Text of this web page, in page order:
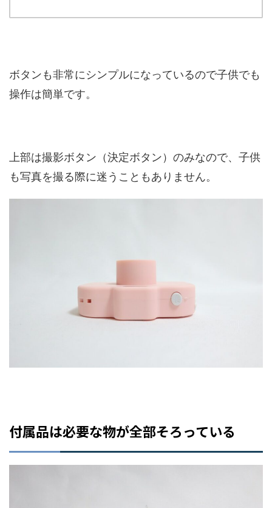
ボタンも非常にシンプルになっているので子供でも
操作は簡単です。
上部は撮影ボタン（決定ボタン）のみなので、子供
も写真を撮る際に迷うこともありません。
付属品は必要な物が全部そろっている